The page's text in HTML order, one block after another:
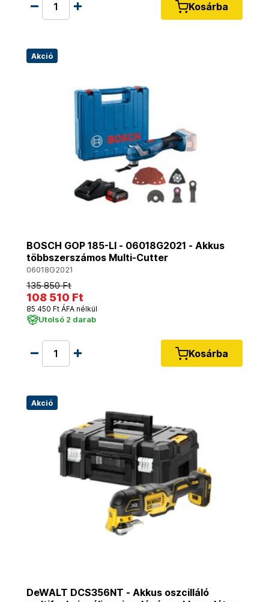
Kosárba
Akció
BOSCH GOP 185-LI - 06018G2021 - Akkus
többszerszámos Multi-Cutter
06018G2021
135 850 Ft
108 510 Ft
85 450 Ft ÁFA nélkül
Utolsó 2 darab
Kosárba
Akció
DeWALT DCS356NT - Akkus oszcilláló